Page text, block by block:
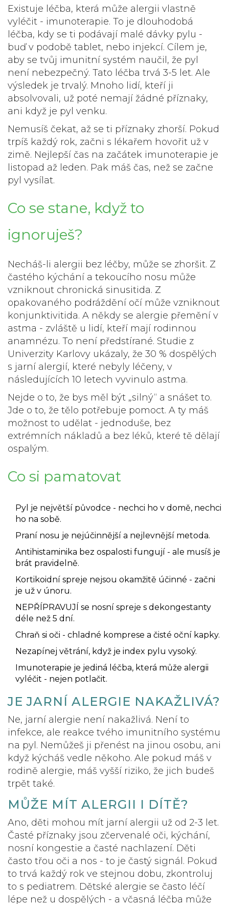
Existuje léčba, která může alergii vlastně
vyléčit - imunoterapie. To je dlouhodobá
léčba, kdy se ti podávají malé dávky pylu -
buď v podobě tablet, nebo injekcí. Cílem je,
aby se tvůj imunitní systém naučil, že pyl
není nebezpečný. Tato léčba trvá 3-5 let. Ale
výsledek je trvalý. Mnoho lidí, kteří ji
absolvovali, už poté nemají žádné příznaky,
ani když je pyl venku.
Nemusíš čekat, až se ti příznaky zhorší. Pokud
trpíš každý rok, začni s lékařem hovořit už v
zimě. Nejlepší čas na začátek imunoterapie je
listopad až leden. Pak máš čas, než se začne
pyl vysílat.
Co se stane, když to
ignoruješ?
Necháš-li alergii bez léčby, může se zhoršit. Z
častého kýchání a tekoucího nosu může
vzniknout chronická sinusitida. Z
opakovaného podráždění očí může vzniknout
konjunktivitida. A někdy se alergie přemění v
astma - zvláště u lidí, kteří mají rodinnou
anamnézu. To není předstírané. Studie z
Univerzity Karlovy ukázaly, že 30 % dospělých
s jarní alergií, které nebyly léčeny, v
následujících 10 letech vyvinulo astma.
Nejde o to, že bys měl být „silný“ a snášet to.
Jde o to, že tělo potřebuje pomoct. A ty máš
možnost to udělat - jednoduše, bez
extrémních nákladů a bez léků, které tě dělají
ospalým.
Co si pamatovat
Pyl je největší původce - nechci ho v domě, nechci
ho na sobě.
Praní nosu je nejúčinnější a nejlevnější metoda.
Antihistaminika bez ospalosti fungují - ale musíš je
brát pravidelně.
Kortikoidní spreje nejsou okamžitě účinné - začni
je už v únoru.
NEPŘÍPRAVUJÍ se nosní spreje s dekongestanty
déle než 5 dní.
Chraň si oči - chladné komprese a čisté oční kapky.
Nezapínej větrání, když je index pylu vysoký.
Imunoterapie je jediná léčba, která může alergii
vyléčit - nejen potlačit.
JE JARNÍ ALERGIE NAKAŽLIVÁ?
Ne, jarní alergie není nakažlivá. Není to
infekce, ale reakce tvého imunitního systému
na pyl. Nemůžeš ji přenést na jinou osobu, ani
když kýcháš vedle někoho. Ale pokud máš v
rodině alergie, máš vyšší riziko, že jich budeš
trpět také.
MŮŽE MÍT ALERGII I DÍTĚ?
Ano, děti mohou mít jarní alergii už od 2-3 let.
Časté příznaky jsou zčervenalé oči, kýchání,
nosní kongestie a časté nachlazení. Děti
často třou oči a nos - to je častý signál. Pokud
to trvá každý rok ve stejnou dobu, zkontroluj
to s pediatrem. Dětské alergie se často léčí
lépe než u dospělých - a včasná léčba může